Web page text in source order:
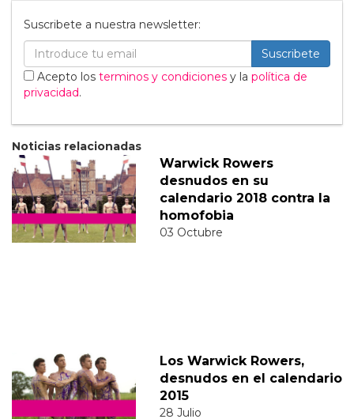
Suscribete a nuestra newsletter:
Suscribete
Acepto los terminos y condiciones y la política de
privacidad.
Noticias relacionadas
Warwick Rowers
desnudos en su
calendario 2018 contra la
homofobia
03 Octubre
Los Warwick Rowers,
desnudos en el calendario
2015
28 Julio